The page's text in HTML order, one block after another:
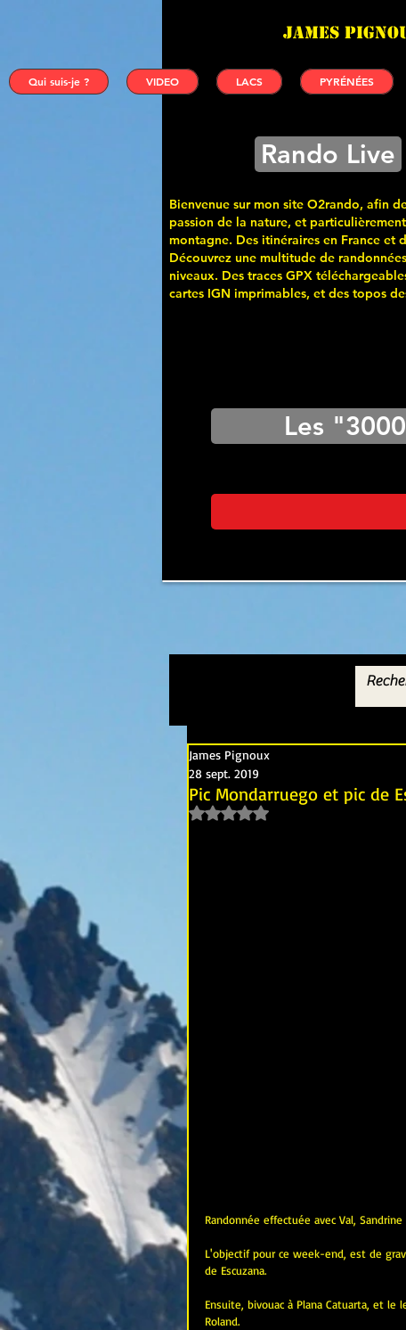
James
Qui suis-je ? VIDEO LACS PYRÉNÉES
Rando Live
Bienvenue sur mon site O2rando, afin
passion de la nature, et
montagne. Des itinéraires en France et
Découvrez une multitude de
niveaux. Des traces GPX
cartes IGN imprimables, et des topos
Les
Pic Mondarruego et pic de
James Pignoux
28 sept. 2019
Noté NaN étoiles sur 5.
Randonnée effectuée avec Val,
L'objectif pour ce week-end, est de
de Escuzana.
Ensuite, bivouac à Plana Catuarta, et le
Roland.